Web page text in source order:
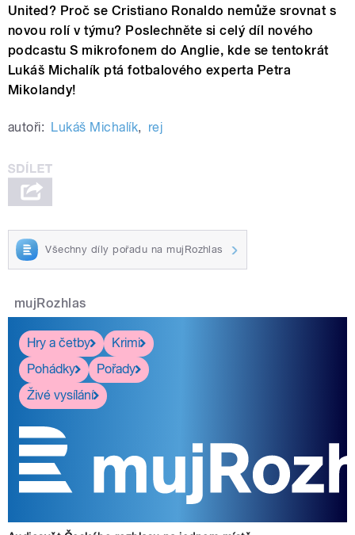
United? Proč se Cristiano Ronaldo nemůže srovnat s
novou rolí v týmu? Poslechněte si celý díl nového
podcastu S mikrofonem do Anglie, kde se tentokrát
Lukáš Michalík ptá fotbalového experta Petra
Mikolandy!
autoři: Lukáš Michalík, rej
Všechny díly pořadu na mujRozhlas
mujRozhlas
Hry a četby
Krimi
Pohádky
Pořady
Živé vysílání